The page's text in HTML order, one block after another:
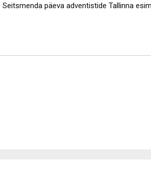
Seitsmenda päeva adventistide Tallinna